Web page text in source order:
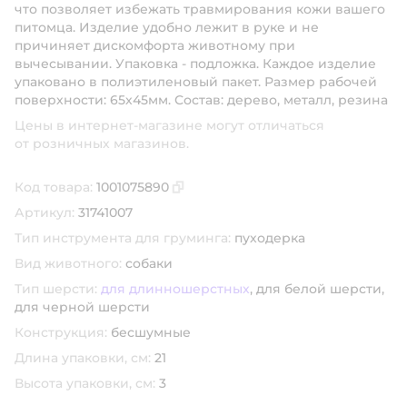
что позволяет избежать травмирования кожи вашего
питомца. Изделие удобно лежит в руке и не
причиняет дискомфорта животному при
вычесывании. Упаковка - подложка. Каждое изделие
упаковано в полиэтиленовый пакет. Размер рабочей
поверхности: 65х45мм. Состав: дерево, металл, резина
Цены в интернет-магазине могут отличаться
от розничных магазинов.
Код товара: 1001075890
Артикул: 31741007
Тип инструмента для груминга: пуходерка
Вид животного: собаки
Тип шерсти: для длинношерстных, для белой шерсти,
для черной шерсти
Конструкция: бесшумные
Длина упаковки, см: 21
Высота упаковки, см: 3